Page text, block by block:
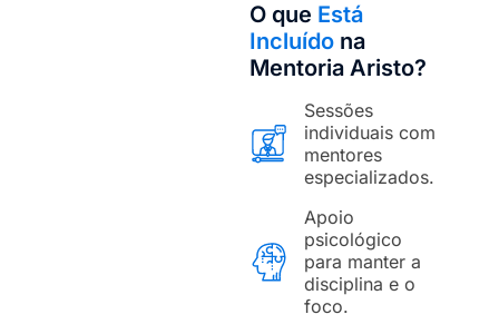
O que Está
Incluído na
Mentoria Aristo?
Sessões
individuais com
mentores
especializados.
Apoio
psicológico
para manter a
disciplina e o
foco.